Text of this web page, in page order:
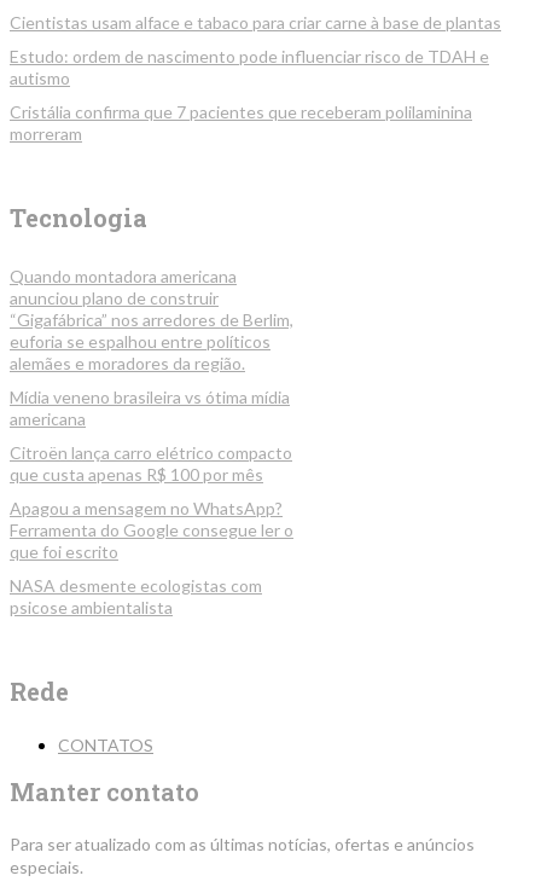
Cientistas usam alface e tabaco para criar carne à base de plantas
Estudo: ordem de nascimento pode influenciar risco de TDAH e
autismo
Cristália confirma que 7 pacientes que receberam polilaminina
morreram
Tecnologia
Quando montadora americana
anunciou plano de construir
“Gigafábrica” nos arredores de Berlim,
euforia se espalhou entre políticos
alemães e moradores da região.
Mídia veneno brasileira vs ótima mídia
americana
Citroën lança carro elétrico compacto
que custa apenas R$ 100 por mês
Apagou a mensagem no WhatsApp?
Ferramenta do Google consegue ler o
que foi escrito
NASA desmente ecologistas com
psicose ambientalista
Rede
CONTATOS
Manter contato
Para ser atualizado com as últimas notícias, ofertas e anúncios
especiais.